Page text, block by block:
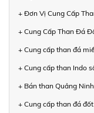
+ Đơn Vị Cung Cấp
+ Cung Cấp Than Đá
+ Cung cấp than đá
+ Cung cấp than Indo
+ Bán than Quảng
+ Cung cấp than đá